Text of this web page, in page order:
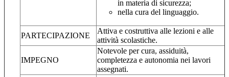
in materia di sicurezza;
nella cura del linguaggio.
PARTECIPAZIONE
Attiva e costruttiva alle lezioni e alle
attività scolastiche.
IMPEGNO
Notevole per cura, assiduità,
completezza e autonomia nei lavori
assegnati.